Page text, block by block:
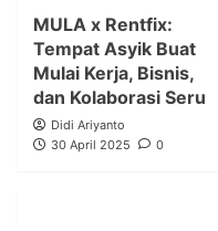
MULA x Rentfix:
Tempat Asyik Buat
Mulai Kerja, Bisnis,
dan Kolaborasi Seru
Didi Ariyanto
30 April 2025
0